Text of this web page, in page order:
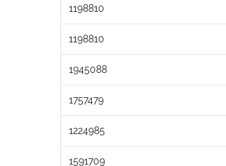
1198810
1198810
1945088
1757479
1224985
1591709